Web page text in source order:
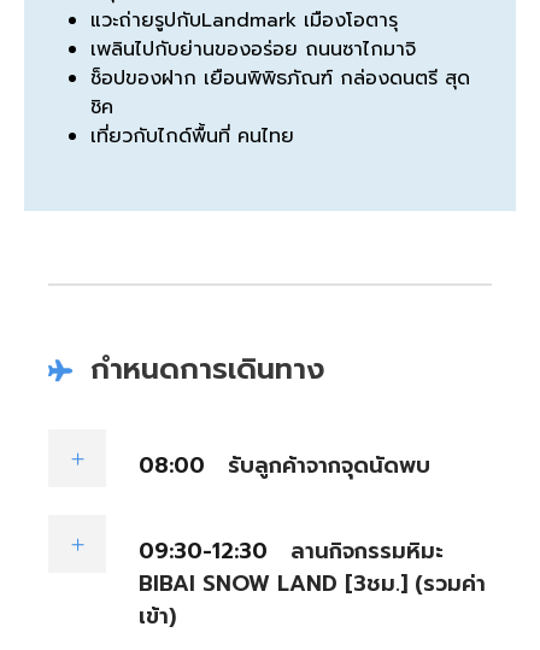
แวะถ่ายรูปกับLandmark เมืองโอตารุ
เพลินไปกับย่านของอร่อย ถนนซาไกมาจิ
ช็อปของฝาก เยือนพิพิธภัณฑ์ กล่องดนตรี สุด
ชิค
เที่ยวกับไกด์พื้นที่ คนไทย
กำหนดการเดินทาง
08:00 รับลูกค้าจากจุดนัดพบ
09:30-12:30
ลานกิจกรรมหิมะ
BIBAI SNOW LAND [3ชม.] (รวมค่า
เข้า)